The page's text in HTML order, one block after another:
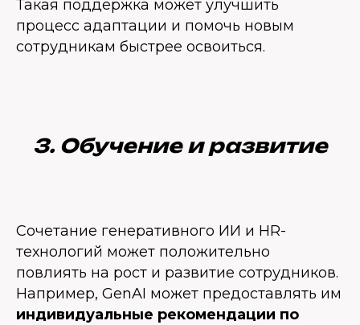
Такая поддержка может улучшить
процесс адаптации и помочь новым
сотрудникам быстрее освоиться.
3. Обучение и развитие
Сочетание генеративного ИИ и HR-
технологий может положительно
повлиять на рост и развитие сотрудников.
Например, GenAI может предоставлять им
индивидуальные рекомендации по